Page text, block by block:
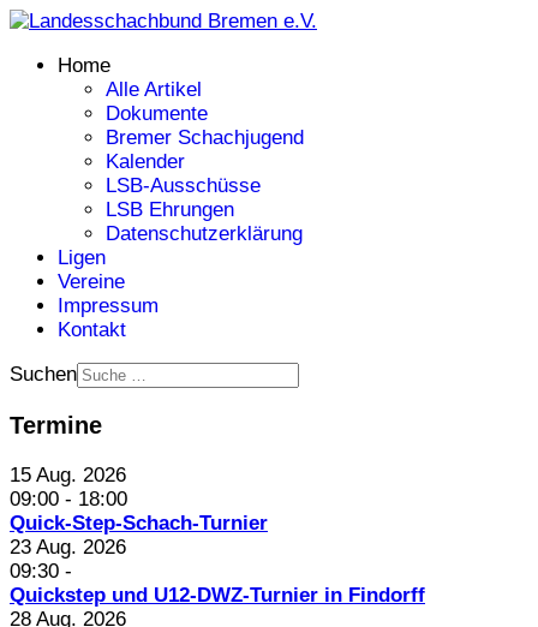
Home
Alle Artikel
Dokumente
Bremer Schachjugend
Kalender
LSB-Ausschüsse
LSB Ehrungen
Datenschutzerklärung
Ligen
Vereine
Impressum
Kontakt
Suchen
Termine
15 Aug. 2026
09:00 - 18:00
Quick-Step-Schach-Turnier
23 Aug. 2026
09:30 -
Quickstep und U12-DWZ-Turnier in Findorff
28 Aug. 2026